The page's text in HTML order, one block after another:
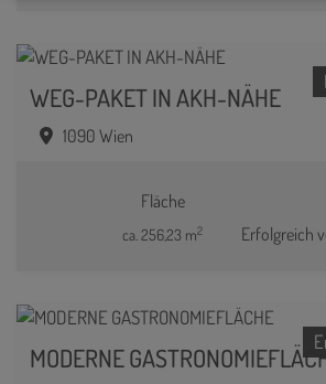
WEG-PAKET IN AKH-NÄHE
1090 Wien
Fläche
ca. 256,23 m2 Erfolgreich
MODERNE